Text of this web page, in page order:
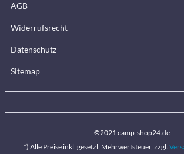
AGB
Widerrufsrecht
Datenschutz
Sitemap
©2021 camp-shop24.de
*) Alle Preise inkl. gesetzl. Mehrwertsteuer, zzgl.